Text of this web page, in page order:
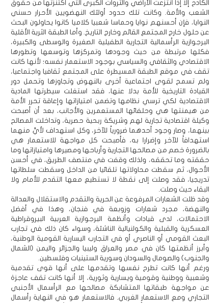
الكادح إلا إذا انتزعت الأراضي والثروات الكبرى التي اكتنزتها من حقوق
الشعب والأمة. وكانت تلك حدود أولئك النهضويين الأحرار حسني
النوايا، فإن أحسنهم نوايا وحماسا شعبيا كلاميا كانوا يحاولون البحث
عن حلول خارج المجتمع القائم وخارج التاريخ. وأما الطبقة الثرية الأقلية
البرجوازية الرأسمالية التجارية الطفيلية الصغيرة والوسطى والكبيرة،
فكلها مرتبطة من حيث وجودها وتمركزها وتوسعها وتطورها
الاقتصادي والثقافي والسياسي بوجود الاستعمار نفسه؛ لأنها كانت
تقف في موقع الطبقة المسيطرة على المجتمع ثقافيا واجتماعيا،
ولم تسمح لقوى اجتماعية أخرى بالنهوض وتجاوزها وتحمل دور
القيادة التاريخية للأمة بدلا عنها، فقد استغلت سيطرتها المادية
الاقتصادية لكي ترسي نظامها وتضمن امتيازاتها وإعاقة تحرر الأمة
من هيمنتها هي وحلفائها المستعمرين والأجانب، بعد أن أصبحت
وكيلة اقتصادية تجارية لهم وشريكة ربحية حصرية، وتداخلت المصالح
بينهما، وصار وجود أحدهما ضرورياً للآخر، وكل استهداف لأيٍّ منهما
استهدافاً للآخر وإضرارا به، فأصبحت كل مواجهة للاستعمار هي
بالضرورة خصم من مصالحها التجارية وأرباحها ومصيرها وامتيازاتها وما
حققته وما تحققه، ولذلك وقفت في منتصف الطريق، في أحسن
الأحوال، ثم سقطت محاولاتها تلقائيا من الداخل وسقطت سلطاتها
تدريجيا، فقد وصلت إلى نقطة لا تستطيع معها التقدم للأمام ولا
البقاء حيث وصلت.
وقد ظلت الشعارات المرفوعة عن الحرية والتقدم والاستقلال والعدالة
والنهضة، مجرد شعارات وزوبعة في فنجان، وهذا في أفضل
الاحتمالات، لدى قيادات وأنظمة البرجوازية العربية البيروقراطية
العسكرية والقبلية والكولنيالية الناشئة، وسواء كان ذلك في تجارب
البعث القومي أو الناصري أو في التجارب اليسارية القومية الوطنية،
وأبرز أنظمتها كان في مصر والعراق وليبيا والجزائر واليمن (الشمال
والجنوب) والصومال والسودان وسورية الستينيات وفلسطين.
ورغم أنها كانت تطرح نفسها وتقدمها على أنها قوى تقدمية
وشعبية ووطنية وقومية ويسارية وثورية، إلا أنها كانت تقف عاجزة
عن مواجهة طبقاتها المتشابكة مصالحها مع الرأسمال الأجنبي
التجاري ومع الاستعمار الغربي. فالاستعمار هو في النهاية رأسمال